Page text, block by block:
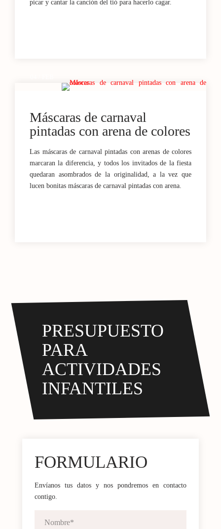
picar y cantar la canción del tió para hacerlo cagar.
Máscaras de carnaval
pintadas con arena de colores
Las máscaras de carnaval pintadas con arenas de colores
marcaran la diferencia, y todos los invitados de la fiesta
quedaran asombrados de la originalidad, a la vez que
lucen bonitas máscaras de carnaval pintadas con arena.
PRESUPUESTO
PARA
ACTIVIDADES
INFANTILES
FORMULARIO
Envíanos tus datos y nos pondremos en contacto
contigo.